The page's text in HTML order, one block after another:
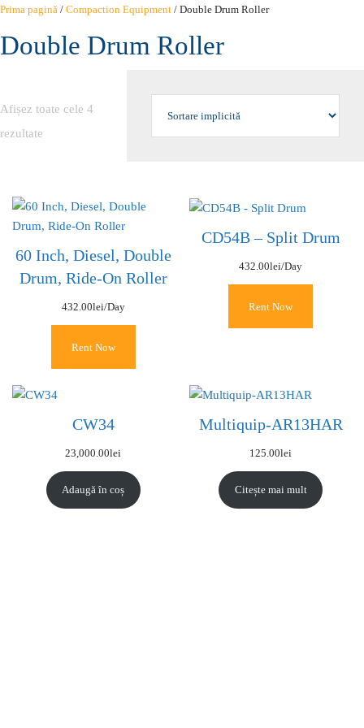
Sari
conținut
Prima pagină / Compaction Equipment / Double Drum Roller
Double Drum Roller
Afișez toate cele 4
rezultate
60 Inch, Diesel, Double
Drum, Ride-On Roller
432.00lei/Day
Rent Now
CD54B – Split Drum
432.00lei/Day
Rent Now
CW34
23,000.00lei
Adaugă în coș
Multiquip-AR13HAR
125.00lei
Citește mai mult